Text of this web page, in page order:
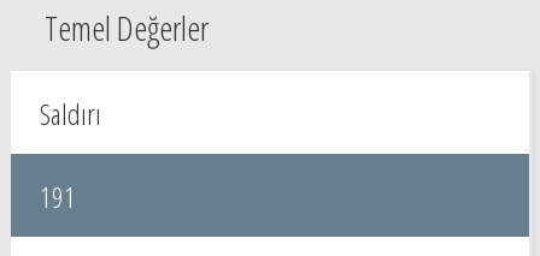
Temel Değerler
Saldırı
191